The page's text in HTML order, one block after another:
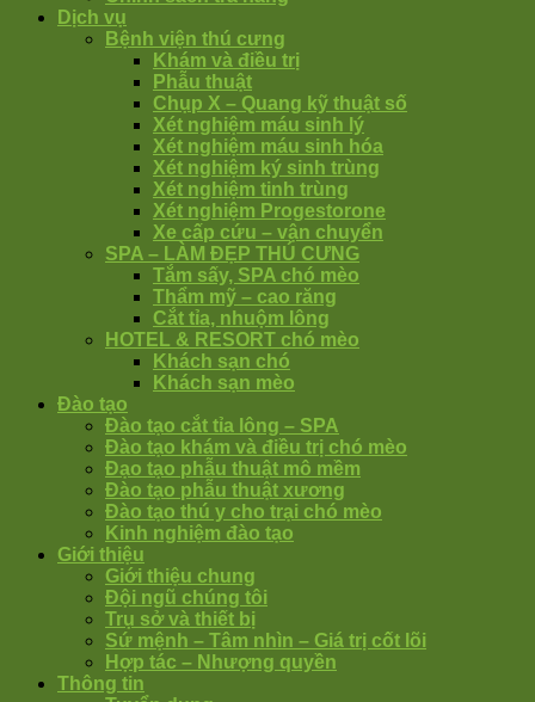
Dịch vụ
Bệnh viện thú cưng
Khám và điều trị
Phẫu thuật
Chụp X – Quang kỹ thuật số
Xét nghiệm máu sinh lý
Xét nghiệm máu sinh hóa
Xét nghiệm ký sinh trùng
Xét nghiệm tinh trùng
Xét nghiệm Progestorone
Xe cấp cứu – vận chuyển
SPA – LÀM ĐẸP THÚ CƯNG
Tắm sấy, SPA chó mèo
Thẩm mỹ – cao răng
Cắt tỉa, nhuộm lông
HOTEL & RESORT chó mèo
Khách sạn chó
Khách sạn mèo
Đào tạo
Đào tạo cắt tỉa lông – SPA
Đào tạo khám và điều trị chó mèo
Đạo tạo phẫu thuật mô mềm
Đào tạo phẫu thuật xương
Đào tạo thú y cho trại chó mèo
Kinh nghiệm đào tạo
Giới thiệu
Giới thiệu chung
Đội ngũ chúng tôi
Trụ sở và thiết bị
Sứ mệnh – Tâm nhìn – Giá trị cốt lõi
Hợp tác – Nhượng quyền
Thông tin